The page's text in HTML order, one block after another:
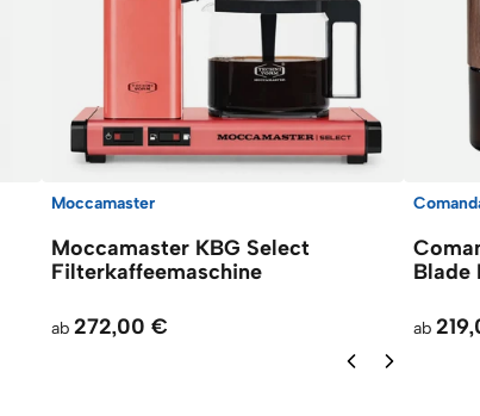
Moccamaster
Moccamaster KBG Select
Filterkaffeemaschine
ab 272,00 €
Blade
ab